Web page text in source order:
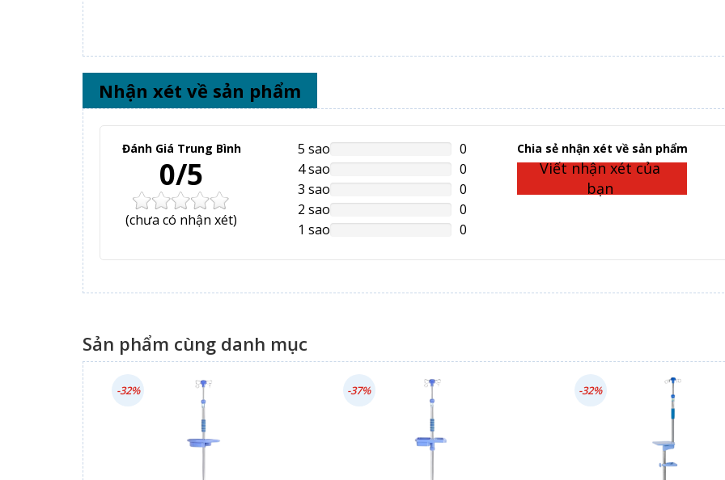
Nhận xét về sản phẩm
Đánh Giá Trung Bình
0/5
(chưa có nhận xét)
5 saoNAN%
Complete
0
4 saoNAN%
Complete
0
3 saoNAN%
Complete
0
2 saoNAN%
Complete
0
1 saoNAN%
0
Chia sẻ nhận xét về sản phẩm
Viết nhận xét của
bạn
Sản phẩm cùng danh mục
-32% -37% -32%